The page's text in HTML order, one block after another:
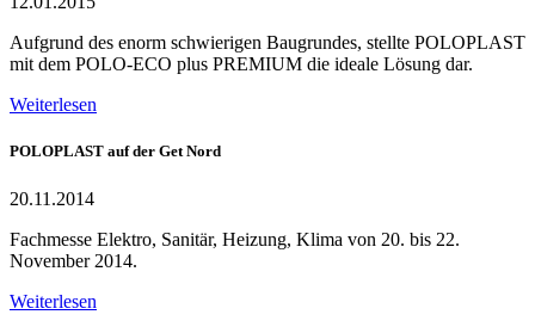
Aufgrund des enorm schwierigen Baugrundes, stellte POLOPLAST
mit dem POLO-ECO plus PREMIUM die ideale Lösung dar.
Weiterlesen
POLOPLAST auf der Get Nord
20.11.2014
Fachmesse Elektro, Sanitär, Heizung, Klima von 20. bis 22.
November 2014.
Weiterlesen